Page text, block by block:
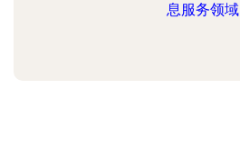
息服务领域